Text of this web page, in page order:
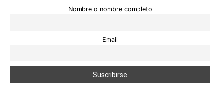
Nombre o nombre completo
Email